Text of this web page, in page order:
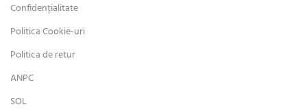
Confidențialitate
Politica Cookie-uri
Politica de retur
ANPC
SOL